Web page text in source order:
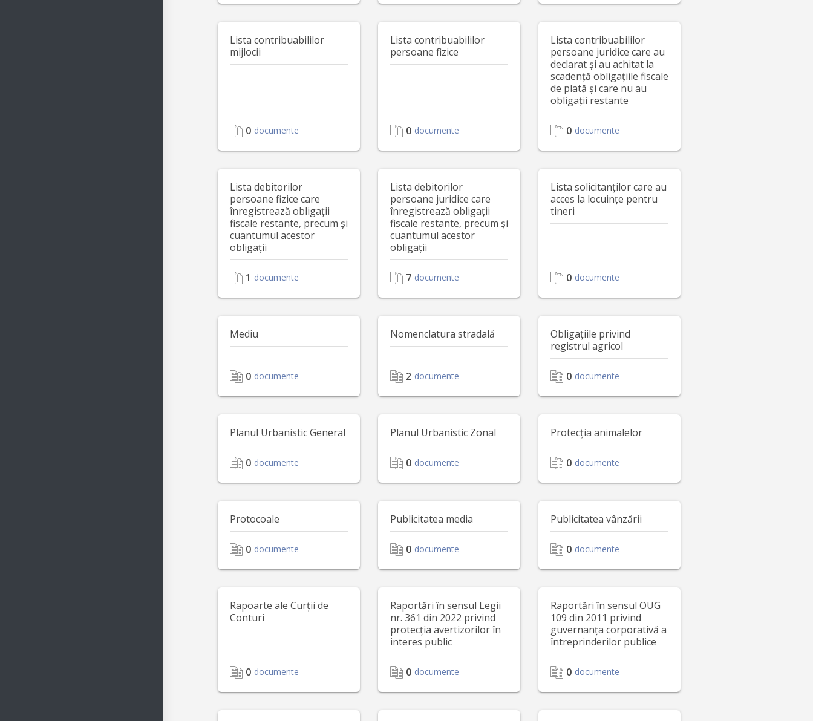
Lista contribuabililor
mijlocii
0 documente
Lista contribuabililor
persoane fizice
0 documente
Lista contribuabililor
persoane juridice care au
declarat și au achitat la
scadență obligațiile fiscale
de plată și care nu au
obligații restante
0 documente
Lista debitorilor
persoane fizice care
înregistrează obligații
fiscale restante, precum și
cuantumul acestor
obligații
1 documente
Lista debitorilor
persoane juridice care
înregistrează obligații
fiscale restante, precum și
cuantumul acestor
obligații
7 documente
Lista solicitanților care au
acces la locuințe pentru
tineri
0 documente
Mediu
0 documente
Nomenclatura stradală
2 documente
Obligațiile privind
registrul agricol
0 documente
Planul Urbanistic General
0 documente
Planul Urbanistic Zonal
0 documente
Protecția animalelor
0 documente
Protocoale
0 documente
Publicitatea media
0 documente
Publicitatea vânzării
0 documente
Rapoarte ale Curții de
Conturi
0 documente
Raportări în sensul Legii
nr. 361 din 2022 privind
protecția avertizorilor în
interes public
0 documente
Raportări în sensul OUG
109 din 2011 privind
guvernanța corporativă a
întreprinderilor publice
0 documente